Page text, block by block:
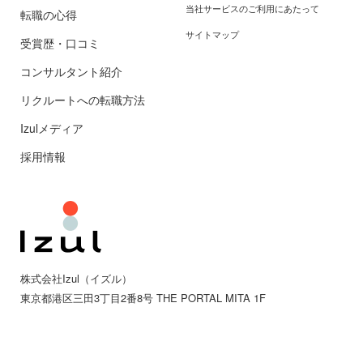
株式会社Izul（イズル）
東京都港区三田3丁目2番8号 THE PORTAL MITA 1F
転職の心得
受賞歴・口コミ
コンサルタント紹介
リクルートへの転職方法
Izulメディア
採用情報
当社サービスのご利用にあたって
サイトマップ